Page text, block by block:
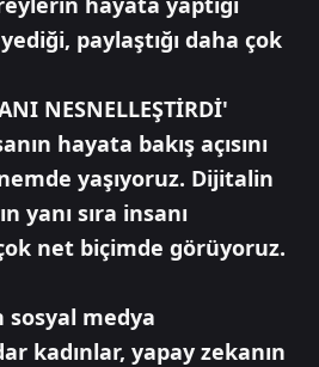
paylaştığı daha çok
NESNELLEŞTİRDİ'
hayata bakış açısını
yaşıyoruz. Dijitalin
yanı sıra insanı
net biçimde görüyoruz.
sosyal medya
kadınlar, yapay zekanın